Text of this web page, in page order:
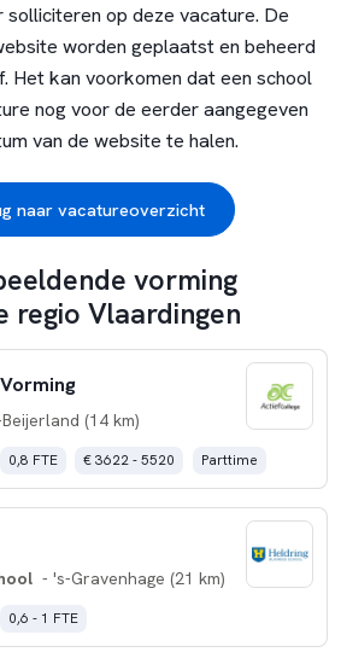
solliciteren op deze vacature. De
worden geplaatst en beheerd
Het kan voorkomen dat een school
nog voor de eerder aangegeven
van de website te halen.
naar vacatureoverzicht
vorming
regio Vlaardingen
(14 km)
0,8 FTE € 3622 - 5520 Parttime
- 's-Gravenhage (21 km)
0,6 - 1 FTE